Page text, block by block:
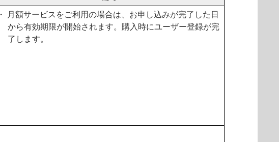
・ 月額サービスをご利用の場合は、お申し込みが完了した日
から有効期限が開始されます。購入時にユーザー登録が完
了します。